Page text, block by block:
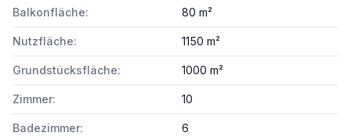
Balkonfläche: 80 m²
Nutzfläche: 1150 m²
Grundstücksfläche: 1000 m²
Zimmer: 10
Badezimmer: 6